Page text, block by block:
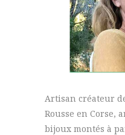
Artisan créateur
Rousse en Corse,
bijoux montés à